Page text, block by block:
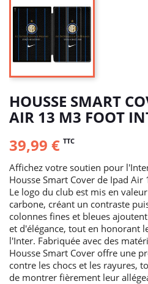
HOUSSE SMART
AIR 13 M3 FOOT
39,99 € TTC
Affichez votre soutien pour
Housse Smart Cover de Ipad
Le logo du club est mis en
carbone, créant un contraste
colonnes fines et bleues
et d'élégance, tout en honorant
l'Inter. Fabriquée avec des
Housse Smart Cover offre une
contre les chocs et les rayures,
de montrer fièrement leur